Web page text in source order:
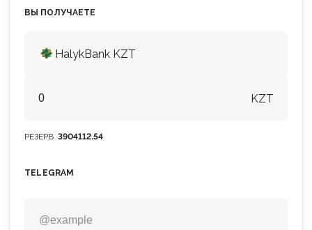
ВЫ ПОЛУЧАЕТЕ
HalykBank KZT
KZT
РЕЗЕРВ 3904112.54
TELEGRAM